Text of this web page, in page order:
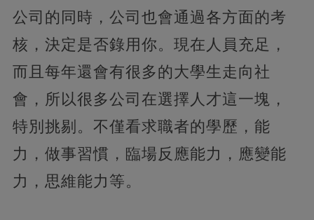
公司的同時，公司也會通過各方面的考
核，決定是否錄用你。現在人員充足，
而且每年還會有很多的大學生走向社
會，所以很多公司在選擇人才這一塊，
特別挑剔。不僅看求職者的學歷，能
力，做事習慣，臨場反應能力，應變能
力，思維能力等。